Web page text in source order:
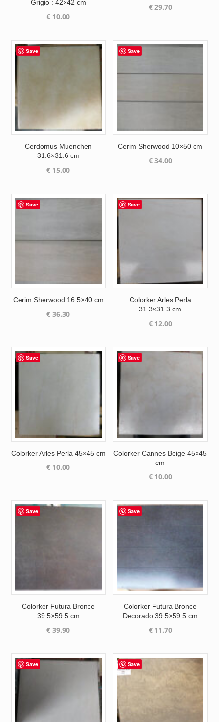
Grigio : 42×42 cm
€ 10.00
€29.70
Save
Cerdomus Muenchen
31.6×31.6 cm
€ 15.00
Save
Cerim Sherwood 10×50 cm
€34.00
Save
Cerim Sherwood 16.5×40 cm
€ 36.30
Save
Colorker Arles Perla
31.3×31.3 cm
€12.00
Save
Colorker Arles Perla 45×45 cm
€ 10.00
Save
Colorker Cannes Beige 45×45
cm
€10.00
Save
Colorker Futura Bronce
39.5×59.5 cm
€ 39.90
Save
Colorker Futura Bronce
Decorado 39.5×59.5 cm
€11.70
Save Save